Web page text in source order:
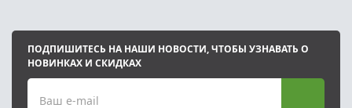
ПОДПИШИТЕСЬ НА НАШИ НОВОСТИ, ЧТОБЫ УЗНАВАТЬ О
НОВИНКАХ И СКИДКАХ
Ваш e-mail